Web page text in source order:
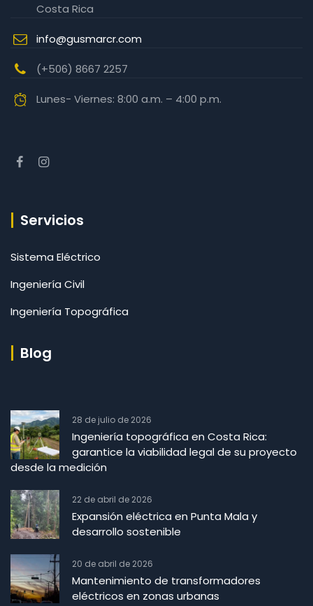
Costa Rica
info@gusmarcr.com
(+506) 8667 2257‬
Lunes- Viernes: 8:00 a.m. – 4:00 p.m.
Servicios
Sistema Eléctrico
Ingeniería Civil
Ingeniería Topográfica
Blog
28 de julio de 2026
Ingeniería topográfica en Costa Rica:
garantice la viabilidad legal de su proyecto
desde la medición
22 de abril de 2026
Expansión eléctrica en Punta Mala y
desarrollo sostenible
20 de abril de 2026
Mantenimiento de transformadores
eléctricos en zonas urbanas